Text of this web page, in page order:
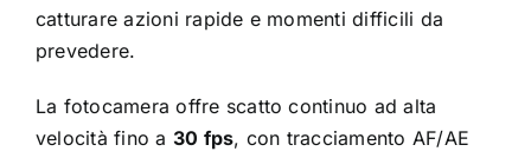
catturare azioni rapide e momenti difficili da
prevedere.
La fotocamera offre scatto continuo ad alta
velocità fino a 30 fps, con tracciamento AF/AE